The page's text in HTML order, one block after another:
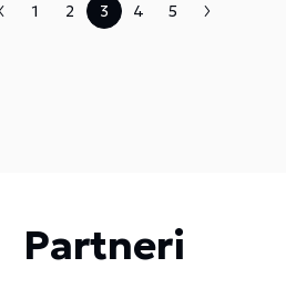
1 2 3 4 5
Partneri